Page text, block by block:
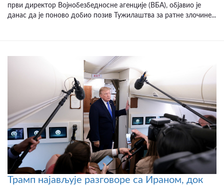
први директор Војнобезбедносне агенције (ВБА), објавио је
данас да је поново добио позив Тужилаштва за ратне злочине...
Трамп најављује разговоре са Ираном, док